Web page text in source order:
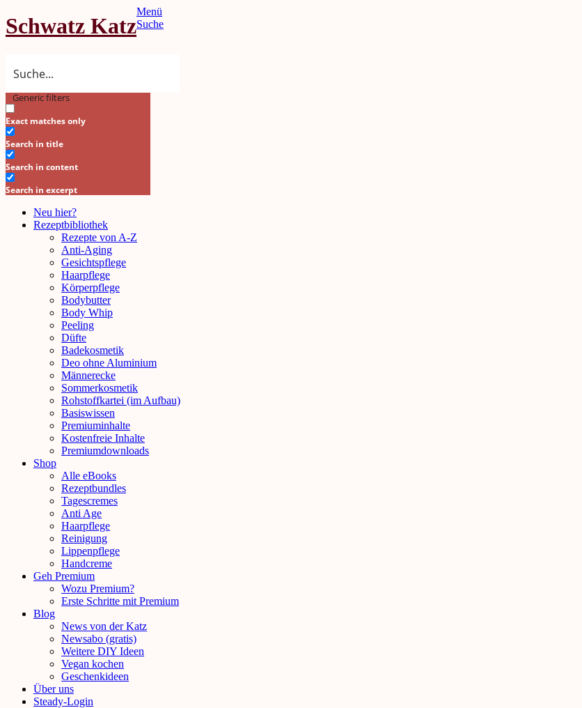
Schwatz Katz
Menü
Suche
Generic filters
Exact matches only
Search in title
Search in content
Search in excerpt
Neu hier?
Rezeptbibliothek
Rezepte von A-Z
Anti-Aging
Gesichtspflege
Haarpflege
Körperpflege
Bodybutter
Body Whip
Peeling
Düfte
Badekosmetik
Deo ohne Aluminium
Männerecke
Sommerkosmetik
Rohstoffkartei (im Aufbau)
Basiswissen
Premiuminhalte
Kostenfreie Inhalte
Premiumdownloads
Shop
Alle eBooks
Rezeptbundles
Tagescremes
Anti Age
Haarpflege
Reinigung
Lippenpflege
Handcreme
Geh Premium
Wozu Premium?
Erste Schritte mit Premium
Blog
News von der Katz
Newsabo (gratis)
Weitere DIY Ideen
Vegan kochen
Geschenkideen
Über uns
Steady-Login